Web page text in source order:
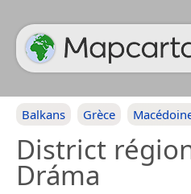
Balkans Grèce
District
Dráma